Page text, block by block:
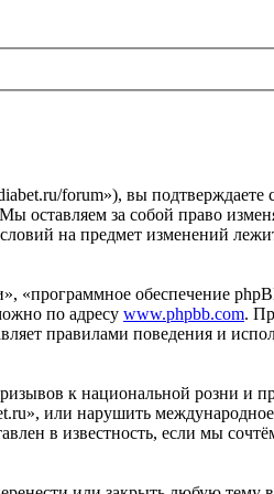
forum»), вы подтверждаете
оставляем за собой право
на предмет изменений
«программное обеспечение
по адресу www.phpbb.com.
правилами поведения и
к национальной розни и
или нарушить
в известность, если мы